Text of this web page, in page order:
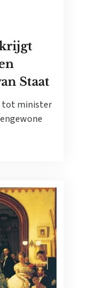
Staat
tot minister